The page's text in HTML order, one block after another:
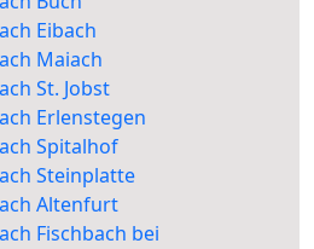
Eibach
Maiach
St. Jobst
Erlenstegen
Spitalhof
Steinplatte
Altenfurt
Fischbach bei